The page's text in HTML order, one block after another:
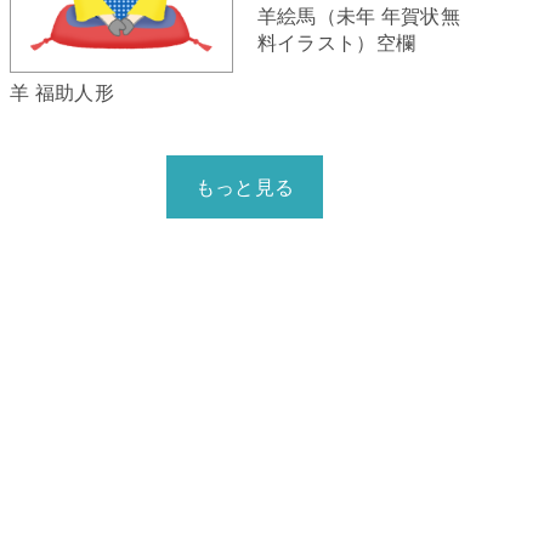
羊 福助人形
羊絵馬（未年 年賀状無
料イラスト）空欄
もっと見る